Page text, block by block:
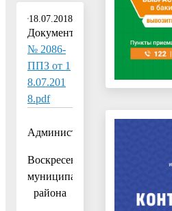
18.07.2018
Документ:
№ 2086-
ППЗ от 1
8.07.201
8.pdf
Администрация
Воскресенского
муниципального
района